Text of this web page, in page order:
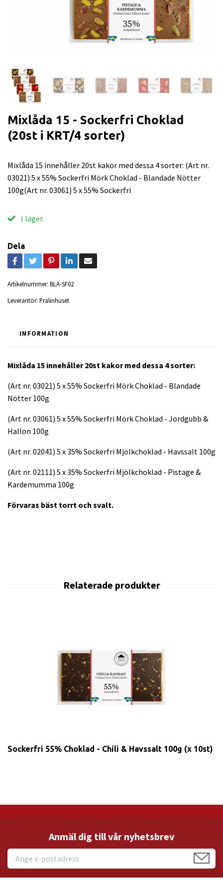
Mixlåda 15 - Sockerfri Choklad
(20st i KRT/4 sorter)
Mixlåda 15 innehåller 20st kakor med dessa 4 sorter: (Art nr.
03021) 5 x 55% Sockerfri Mörk Choklad - Blandade Nötter
100g(Art nr. 03061) 5 x 55% Sockerfri
I lager.
Dela
Artikelnummer: BLA-SF02
Leverantör: Pralinhuset
INFORMATION
Mixlåda 15 innehåller 20st kakor med dessa 4 sorter:
(Art nr. 03021) 5 x 55% Sockerfri Mörk Choklad - Blandade
Nötter 100g
(Art nr. 03061) 5 x 55% Sockerfri Mörk Choklad - Jordgubb &
Hallon 100g
(Art nr. 02041) 5 x 35% Sockerfri Mjölkchoklad - Havssalt 100g
(Art nr. 02111) 5 x 35% Sockerfri Mjölkchoklad - Pistage &
Kardemumma 100g
Förvaras bäst torrt och svalt.
Sockerfri 55% Choklad - Chili & Havssalt 100g (x 10st)
Anmäl dig till vår nyhetsbrev